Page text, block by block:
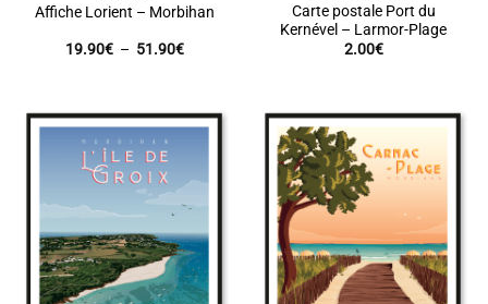
Affiche Lorient – Morbihan
19.90€ – 51.90€Plage
51.90€
Carte postale Port du
Kernével – Larmor-Plage
2.00€